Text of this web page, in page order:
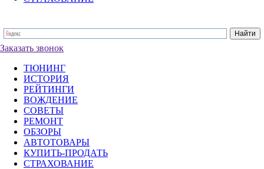
Заказать звонок
ТЮНИНГ
ИСТОРИЯ
РЕЙТИНГИ
ВОЖДЕНИЕ
СОВЕТЫ
РЕМОНТ
ОБЗОРЫ
АВТОТОВАРЫ
КУПИТЬ-ПРОДАТЬ
СТРАХОВАНИЕ